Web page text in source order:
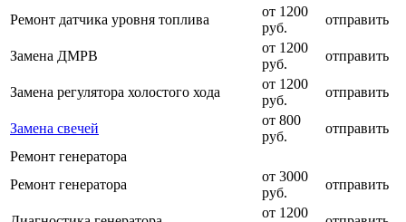
Ремонт датчика уровня топлива
от 1200
руб.
отправить
Замена ДМРВ
от 1200
руб.
отправить
Замена регулятора холостого хода
от 1200
руб.
отправить
Замена свечей
от 800
руб.
отправить
Ремонт генератора
Ремонт генератора
от 3000
руб.
отправить
от 1200